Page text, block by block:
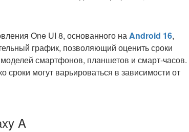
One UI 8, основанного наAndroid 16,
график, позволяющий оценить сроки
смартфонов, планшетов и смарт-часов.
сроки могут варьироваться в зависимости от
A